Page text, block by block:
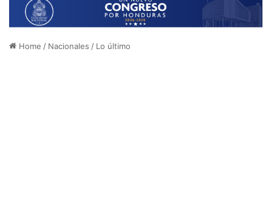
Home / Nacionales / Lo último